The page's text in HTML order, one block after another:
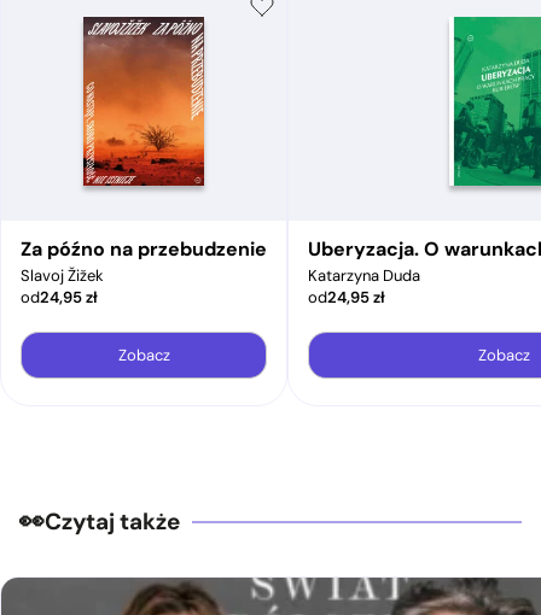
Za późno na przebudzenie
Slavoj Žižek
od24,95zł
Zobacz
Uberyzacja. O
Katarzyna Duda
od24,95zł
Zobacz
Czytaj także